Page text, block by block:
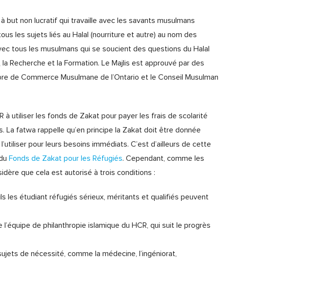
but non lucratif qui travaille avec les savants musulmans
les sujets liés au Halal (nourriture et autre) au nom des
tous les musulmans qui se soucient des questions du Halal
Recherche et la Formation. Le Majlis est approuvé par des
de Commerce Musulmane de l’Ontario et le Conseil Musulman
à utiliser les fonds de Zakat pour payer les frais de scolarité
fatwa rappelle qu’en principe la Zakat doit être donnée
pour leurs besoins immédiats. C’est d’ailleurs de cette
Fonds de Zakat pour les Réfugiés. Cependant, comme les
que cela est autorisé à trois conditions :
les étudiant réfugiés sérieux, méritants et qualifiés peuvent
de philanthropie islamique du HCR, qui suit le progrès
de nécessité, comme la médecine, l’ingéniorat,